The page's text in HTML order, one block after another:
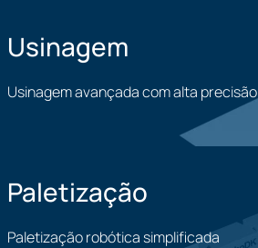
Usinagem
Usinagem avançada com alta precisão
Paletização
Paletização robótica simplificada